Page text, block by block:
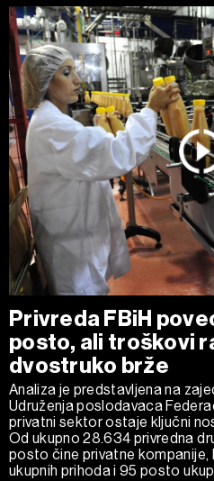
Privreda FBiH
posto, ali troškovi
dvostruko brže
Analiza je predstavljena na
Udruženja poslodavaca
privatni sektor ostaje ključni
Od ukupno 28.634 privredna
posto čine privatne
ukupnih prihoda i 95 posto